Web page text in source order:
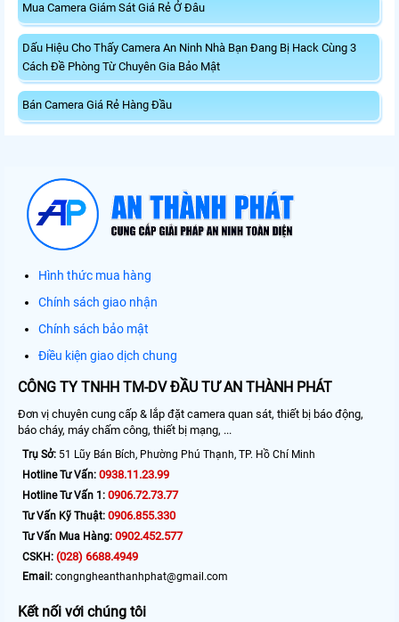
Mua Camera Giám Sát Giá Rẻ Ở Đâu
Dấu Hiệu Cho Thấy Camera An Ninh Nhà Bạn Đang Bị Hack Cùng 3
Cách Đề Phòng Từ Chuyên Gia Bảo Mật
Bán Camera Giá Rẻ Hàng Đầu
Hình thức mua hàng
Chính sách giao nhận
Chính sách bảo mật
Điều kiện giao dịch chung
CÔNG TY TNHH TM-DV ĐẦU TƯ AN THÀNH PHÁT
Đơn vị chuyên cung cấp & lắp đặt camera quan sát, thiết bị báo động,
báo cháy, máy chấm công, thiết bị mạng, ...
Trụ Sở: 51 Lũy Bán Bích, Phường Phú Thạnh, TP. Hồ Chí Minh
Hotline Tư Vấn: 0938.11.23.99
Hotline Tư Vấn 1: 0906.72.73.77
Tư Vấn Kỹ Thuật: 0906.855.330
Tư Vấn Mua Hàng: 0902.452.577
CSKH: (028) 6688.4949
Email: congngheanthanhphat@gmail.com
Kết nối với chúng tôi